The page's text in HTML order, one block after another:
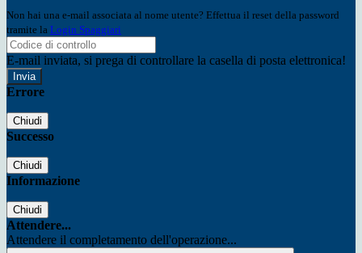
Non hai una e-mail associata al nome utente? Effettua il reset della password
tramite la Login Spaggiari
E-mail inviata, si prega di controllare la casella di posta elettronica!
Errore
Chiudi
Successo
Chiudi
Informazione
Chiudi
Attendere...
Attendere il completamento dell'operazione...